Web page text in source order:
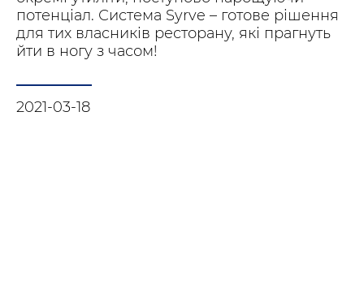
потенціал. Система Syrve – готове рішення
для тих власників ресторану, які прагнуть
йти в ногу з часом!
2021-03-18